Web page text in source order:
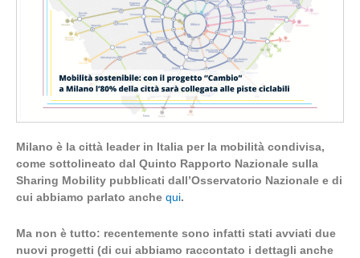
Milano è la città leader in Italia per la mobilità condivisa,
come sottolineato dal Quinto Rapporto Nazionale sulla
Sharing Mobility pubblicati dall’Osservatorio Nazionale e di
cui abbiamo parlato anche qui.
Ma non è tutto: recentemente sono infatti stati avviati due
nuovi progetti (di cui abbiamo raccontato i dettagli anche